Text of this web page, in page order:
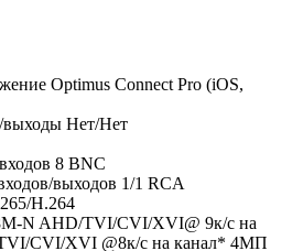
Optimus Connect Pro (iOS,
выходы Нет/Нет
8 BNC
выходов 1/1 RCA
H.264
N AHD/TVI/CVI/XVI@ 9к/с на
CVI/XVI @8к/с на канал* 4MП